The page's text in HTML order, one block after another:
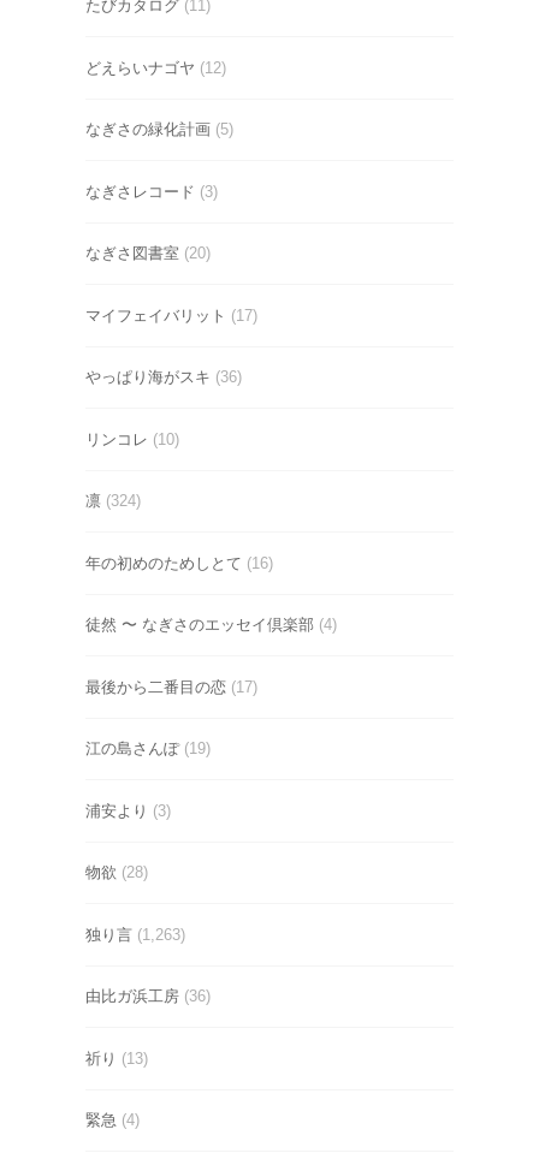
たびカタログ (11)
どえらいナゴヤ (12)
なぎさの緑化計画 (5)
なぎさレコード (3)
なぎさ図書室 (20)
マイフェイバリット (17)
やっぱり海がスキ (36)
リンコレ (10)
凛 (324)
年の初めのためしとて (16)
徒然 〜 なぎさのエッセイ倶楽部 (4)
最後から二番目の恋 (17)
江の島さんぽ(19)
浦安より (3)
物欲 (28)
独り言 (1,263)
由比ガ浜工房 (36)
祈り (13)
緊急 (4)